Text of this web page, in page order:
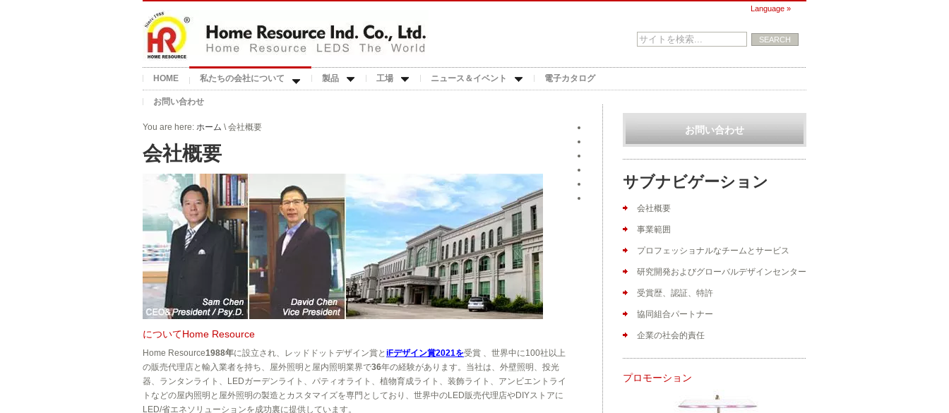
Language »
HOME 私たちの会社について 製品 工場 ニュース＆イベント 電子カタログ
お問い合わせ
You are here: ホーム \ 会社概要
会社概要
についてHome Resource
Home Resource1988年に設立され、レッドドットデザイン賞と iFデザイン賞2021を受賞 、世界中に100社以上
の販売代理店と輸入業者を持ち、屋外照明と屋内照明業界で3​​6年の経験があります。当社は、外壁照明、投光
器、ランタンライト、LEDガーデンライト、パティオライト、植物育成ライト、装飾ライト、アンビエントライ
トなどの屋内照明と屋外照明の製造とカスタマイズを専門としており、世界中のLED販売代理店やDIYストアに
LED/省エネソリューションを成功裏に提供しています。
お問い合わせ
サブナビゲーション
会社概要
事業範囲
プロフェッショナルなチームとサービス
研究開発およびグローバルデザインセンター
受賞歴、認証、特許
協同組合パートナー
企業の社会的責任
プロモーション